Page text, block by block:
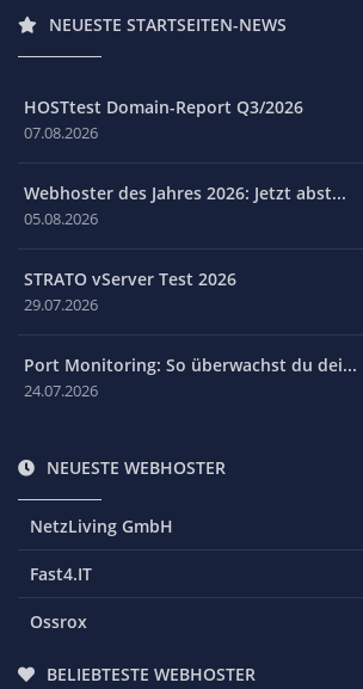
NEUESTE STARTSEITEN-NEWS
HOSTtest Domain-Report Q3/2026
07.08.2026
Webhoster des Jahres 2026: Jetzt abst...
05.08.2026
STRATO vServer Test 2026
29.07.2026
Port Monitoring: So überwachst du dei...
24.07.2026
NEUESTE WEBHOSTER
NetzLiving GmbH
Fast4.IT
Ossrox
BELIEBTESTE WEBHOSTER